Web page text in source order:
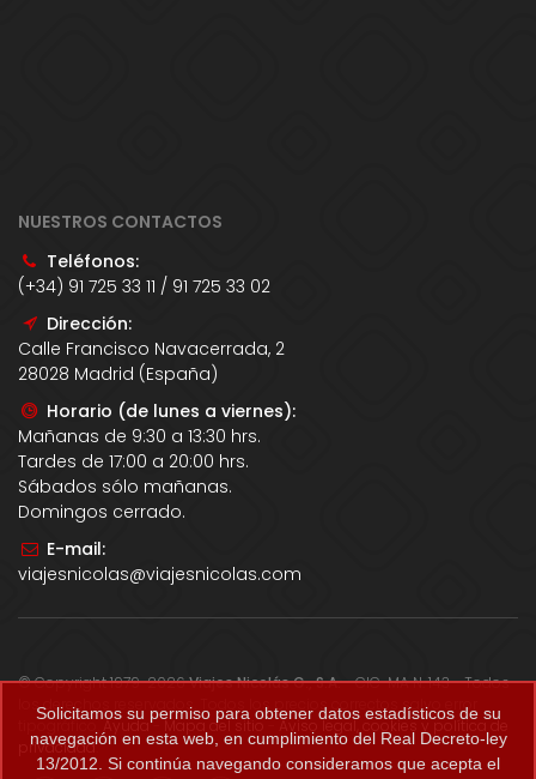
NUESTROS CONTACTOS
Teléfonos:
(+34) 91 725 33 11 / 91 725 33 02
Dirección:
Calle Francisco Navacerrada, 2
28028 Madrid (España)
Horario (de lunes a viernes):
Mañanas de 9:30 a 13:30 hrs.
Tardes de 17:00 a 20:00 hrs.
Sábados sólo mañanas.
Domingos cerrado.
E-mail:
viajesnicolas@viajesnicolas.com
© Copyright 1979-2026Viajes Nicolás G., S.A.- CIC-MA N. 143 - Todos
los derechos reservados. Todos los precios correctos salvo error
tipográfico.Ayuda -Mapa del sitio-Aviso legal, cookies y política de
privacidad.
Solicitamos su permiso para obtener datos estadísticos de su
navegación en esta web, en cumplimiento del Real Decreto-ley
13/2012. Si continúa navegando consideramos que acepta el